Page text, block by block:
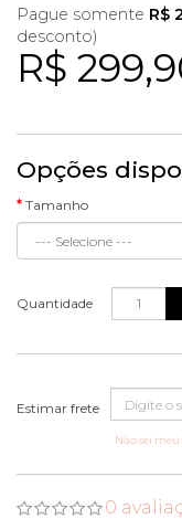
R$
Pague somente R$
desconto)
Opções
Tamanho
Quantidade
Não sei meu
0